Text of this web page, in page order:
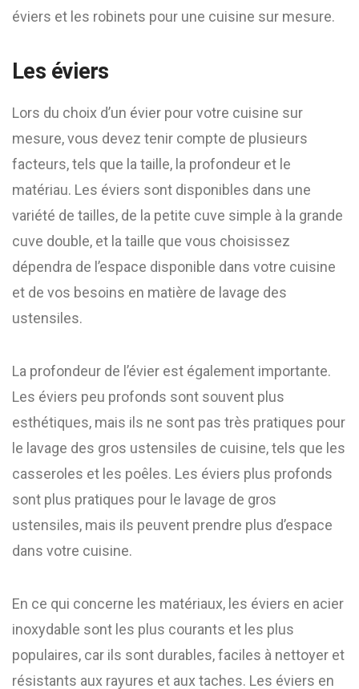
éviers et les robinets pour une cuisine sur mesure.
Les éviers
Lors du choix d’un évier pour votre cuisine sur
mesure, vous devez tenir compte de plusieurs
facteurs, tels que la taille, la profondeur et le
matériau. Les éviers sont disponibles dans une
variété de tailles, de la petite cuve simple à la grande
cuve double, et la taille que vous choisissez
dépendra de l’espace disponible dans votre cuisine
et de vos besoins en matière de lavage des
ustensiles.
La profondeur de l’évier est également importante.
Les éviers peu profonds sont souvent plus
esthétiques, mais ils ne sont pas très pratiques pour
le lavage des gros ustensiles de cuisine, tels que les
casseroles et les poêles. Les éviers plus profonds
sont plus pratiques pour le lavage de gros
ustensiles, mais ils peuvent prendre plus d’espace
dans votre cuisine.
En ce qui concerne les matériaux, les éviers en acier
inoxydable sont les plus courants et les plus
populaires, car ils sont durables, faciles à nettoyer et
résistants aux rayures et aux taches. Les éviers en